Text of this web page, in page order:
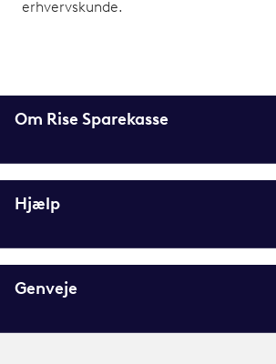
erhvervskunde.
Om Rise Sparekasse
Hjælp
Genveje